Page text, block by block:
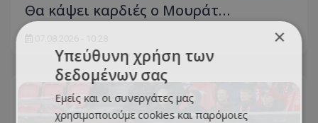
Θα κάψει καρδιές ο Μουράτ…
×
Υπεύθυνη χρήση των
δεδομένων σας
Εμείς και οι συνεργάτες μας
χρησιμοποιούμε cookies και παρόμοιες